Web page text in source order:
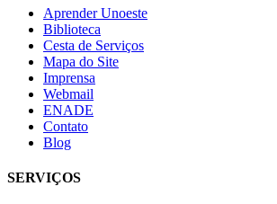
Aprender Unoeste
Biblioteca
Cesta de Serviços
Mapa do Site
Imprensa
Webmail
ENADE
Contato
Blog
SERVIÇOS